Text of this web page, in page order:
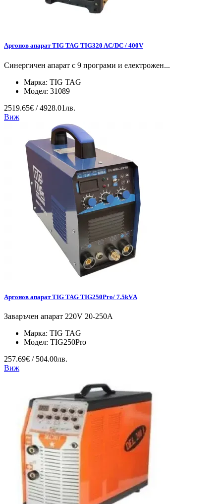
Аргонов апарат TIG TAG TIG320 AC/DC / 400V
Синергичен апарат с 9 програми и електрожен...
Марка: TIG TAG
Модел: 31089
2519.65€ / 4928.01лв.
Виж
Аргонов апарат TIG TAG TIG250Pro/ 7.5kVА
Заваръчен апарат 220V 20-250А
Марка: TIG TAG
Модел: TIG250Pro
257.69€ / 504.00лв.
Виж